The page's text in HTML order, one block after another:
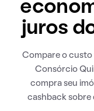
juros
Compare o custo
Consórcio
compra seu
cashback sobre